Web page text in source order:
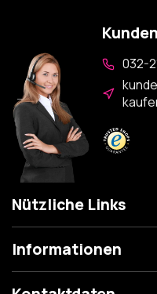
032-
Nützliche Links
Informationen